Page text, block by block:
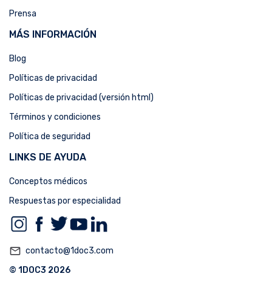
Prensa
MÁS INFORMACIÓN
Blog
Políticas de privacidad
Políticas de privacidad (versión html)
Términos y condiciones
Política de seguridad
LINKS DE AYUDA
Conceptos médicos
Respuestas por especialidad
mail_outline contacto@1doc3.com
© 1DOC3 2026